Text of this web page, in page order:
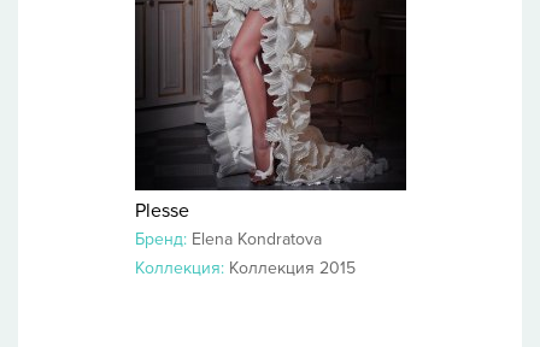
Plesse
Бренд: Elena Kondratova
Коллекция: Коллекция 2015